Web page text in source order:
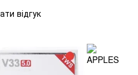
відгук